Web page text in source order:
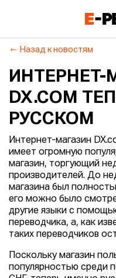
Назад к новостям
ИНТЕРНЕТ-
DX.COM
РУССКОМ
Интернет-магазин
имеет огромную
магазин, торгующий
производителей. До
магазина был
его можно было
другие языки с
переводчика, а, как
таких переводчиков
Поскольку магазин
популярностью среди